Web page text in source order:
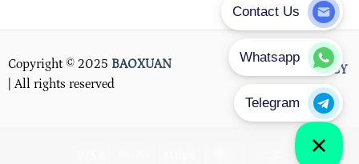
Copyright © 2025 BAOXUAN
| All rights reserved
PRIVACY POLICY